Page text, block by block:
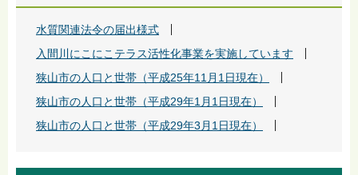
水質関連法令の届出様式
入間川にこにこテラス活性化事業を実施しています
狭山市の人口と世帯（平成25年11月1日現在）
狭山市の人口と世帯（平成29年1月1日現在）
狭山市の人口と世帯（平成29年3月1日現在）